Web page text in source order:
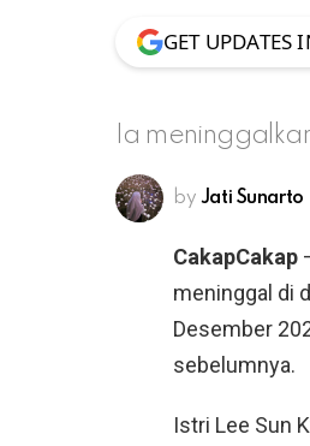
GET UPDATES
Ia
by Jati Sunarto
CakapCakap
meninggal di
Desember
sebelumnya.
Istri Lee Sun